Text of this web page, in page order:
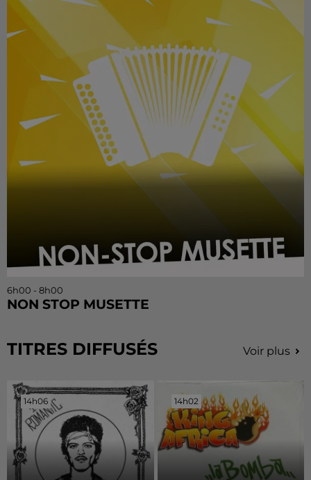
6h00 - 8h00
NON STOP MUSETTE
TITRES DIFFUSÉS Voir plus
14h06
14h06 14h02
14h02